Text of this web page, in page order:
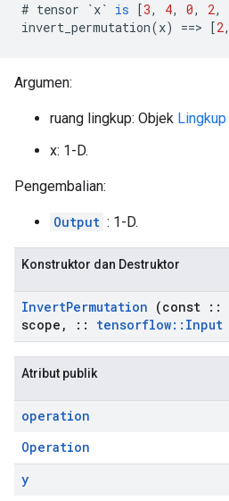
# tensor `x` is [3, 4, 0, 2,
invert_permutation(x) ==> [2,
Argumen:
ruang lingkup: Objek Lingkup
x: 1-D.
Pengembalian:
Output : 1-D.
Konstruktor dan Destruktor
InvertPermutation (const ::
scope , :: tensorflow:: Input
Atribut publik
operation
Operation
y